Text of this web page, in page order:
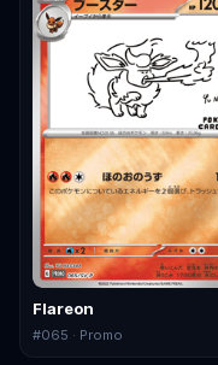
Flareon
#065 · Promo